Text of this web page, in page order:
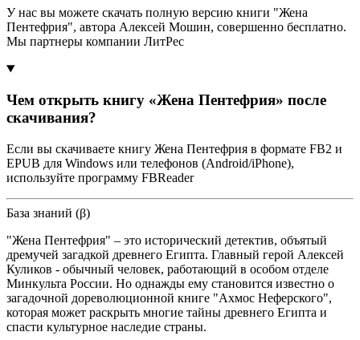
У нас вы можете скачать полную версию книги "Жена
Пентефрия", автора Алексей Мошин, совершенно бесплатно.
Мы партнеры компании ЛитРес
Чем открыть книгу «Жена Пентефрия» после
скачивания?
Если вы скачиваете книгу Жена Пентефрия в формате FB2 и
EPUB для Windows или телефонов (Android/iPhone),
используйте программу FBReader
База знаний (β)
"Жена Пентефрия" – это исторический детектив, объятый
дремучей загадкой древнего Египта. Главный герой Алексей
Куликов - обычный человек, работающий в особом отделе
Минкульта России. Но однажды ему становится известно о
загадочной дореволюционной книге "Ахмос Неферского",
которая может раскрыть многие тайны древнего Египта и
спасти культурное наследие страны.